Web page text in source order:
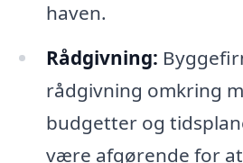
haven.
Rådgivning:
rådgivning omkring
budgetter og
være afgørende for